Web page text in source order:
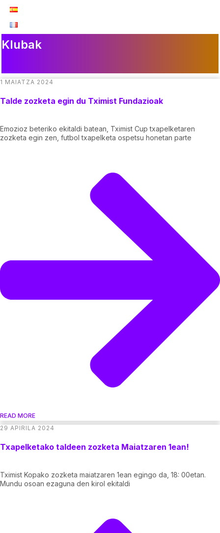
Klubak
1 MAIATZA 2024
Talde zozketa egin du Tximist Fundazioak
Emozioz beteriko ekitaldi batean, Tximist Cup txapelketaren
zozketa egin zen, futbol txapelketa ospetsu honetan parte
READ MORE
29 APIRILA 2024
Txapelketako taldeen zozketa Maiatzaren 1ean!
Tximist Kopako zozketa maiatzaren 1ean egingo da, 18: 00etan.
Mundu osoan ezaguna den kirol ekitaldi